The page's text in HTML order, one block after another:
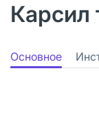
Карсил
Основное